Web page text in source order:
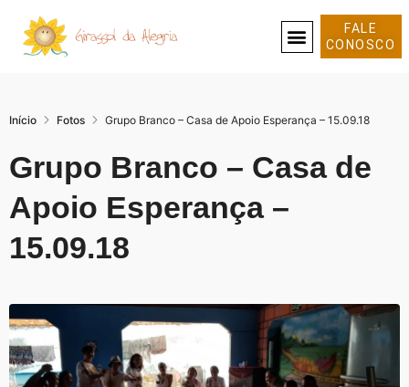
FALE
CONOSCO
Início Fotos Grupo Branco – Casa de Apoio Esperança – 15.09.18
Grupo Branco – Casa de
Apoio Esperança –
15.09.18